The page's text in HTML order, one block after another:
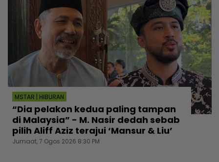
MSTAR | HIBURAN
“Dia pelakon kedua paling tampan
di Malaysia” - M. Nasir dedah sebab
pilih Aliff Aziz terajui ‘Mansur & Liu’
Jumaat, 7 Ogos 2026 8:30 PM